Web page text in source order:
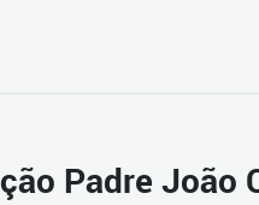
Padre João